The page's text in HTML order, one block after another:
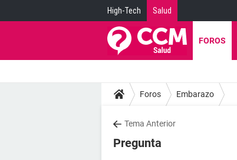
High-Tech Salud
FOROS
Foros Embarazo
Tema Anterior
Pregunta